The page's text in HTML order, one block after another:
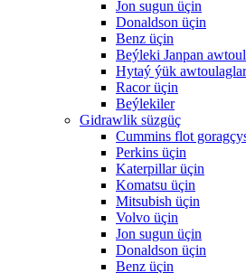
Jon sugun üçin
Donaldson üçin
Benz üçin
Beýleki Janpan
Hytaý ýük
Racor üçin
Beýlekiler
Gidrawlik süzgüç
Cummins flot
Perkins üçin
Katerpillar üçin
Komatsu üçin
Mitsubish üçin
Volvo üçin
Jon sugun üçin
Donaldson üçin
Benz üçin